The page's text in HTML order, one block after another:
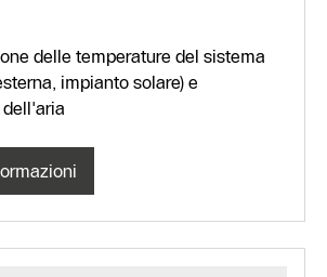
delle temperature del sistema
impianto solare) e